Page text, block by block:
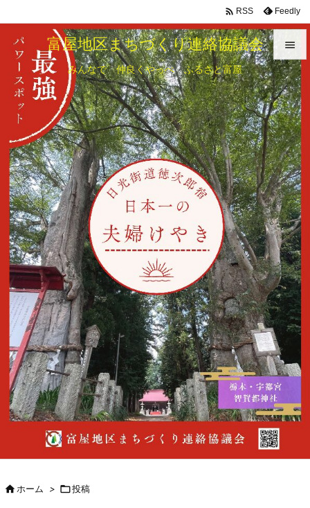
富屋地区まちづくり連絡協議会
みんなで 仲良くやっぺ ふるさと富屋


メニュ

サイド

前へ

次へ

検索
 RSS Feedly
ホーム > 投稿